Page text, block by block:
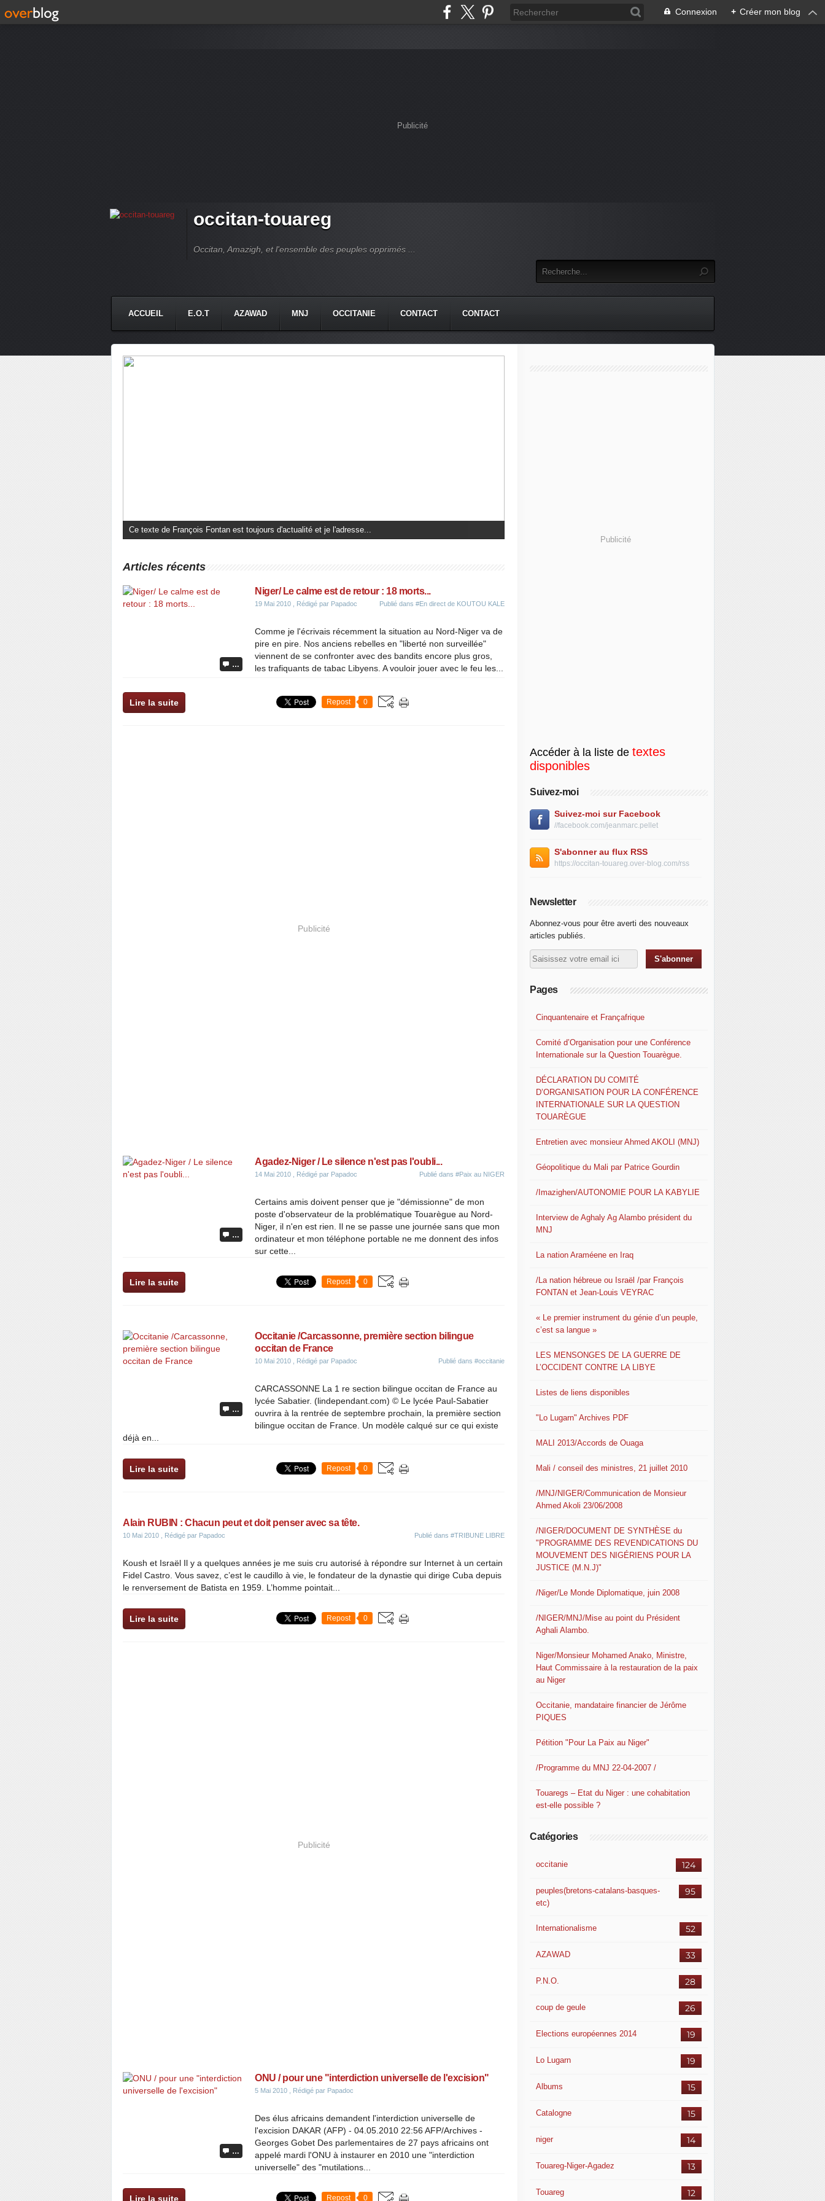
Connexion + Créer mon blog
Publicité
occitan-touareg
Occitan, Amazigh, et l'ensemble des peuples opprimés ...
ACCUEIL E.O.T AZAWAD MNJ OCCITANIE CONTACT CONTACT
À propos de l'intervention des USA et d'Israël en Iran // Zut,...
Articles récents
…
Niger/ Le calme est de retour : 18 morts...
19 Mai 2010 , Rédigé par Papadoc Publié dans #En direct de KOUTOU KALE
Comme je l'écrivais récemment la situation au Nord-Niger va de
pire en pire. Nos anciens rebelles en "liberté non surveillée"
viennent de se confronter avec des bandits encore plus gros,
les trafiquants de tabac Libyens. A vouloir jouer avec le feu les...
Lire la suite Repost 0
Publicité
…
Agadez-Niger / Le silence n'est pas l'oubli...
14 Mai 2010 , Rédigé par Papadoc Publié dans #Paix au NIGER
Certains amis doivent penser que je "démissionne" de mon
poste d'observateur de la problématique Touarègue au Nord-
Niger, il n'en est rien. Il ne se passe une journée sans que mon
ordinateur et mon téléphone portable ne me donnent des infos
sur cette...
Lire la suite Repost 0
…
Occitanie /Carcassonne, première section bilingue
occitan de France
10 Mai 2010 , Rédigé par Papadoc Publié dans #occitanie
CARCASSONNE La 1 re section bilingue occitan de France au
lycée Sabatier. (lindependant.com) © Le lycée Paul-Sabatier
ouvrira à la rentrée de septembre prochain, la première section
bilingue occitan de France. Un modèle calqué sur ce qui existe
déjà en...
Lire la suite Repost 0
Alain RUBIN : Chacun peut et doit penser avec sa tête.
10 Mai 2010 , Rédigé par Papadoc Publié dans #TRIBUNE LIBRE
Koush et Israël Il y a quelques années je me suis cru autorisé à répondre sur Internet à un certain
Fidel Castro. Vous savez, c’est le caudillo à vie, le fondateur de la dynastie qui dirige Cuba depuis
le renversement de Batista en 1959. L’homme pointait...
Lire la suite Repost 0
Publicité
…
ONU / pour une "interdiction universelle de l'excision"
5 Mai 2010 , Rédigé par Papadoc
Des élus africains demandent l'interdiction universelle de
l'excision DAKAR (AFP) - 04.05.2010 22:56 AFP/Archives -
Georges Gobet Des parlementaires de 27 pays africains ont
appelé mardi l'ONU à instaurer en 2010 une "interdiction
universelle" des "mutilations...
Lire la suite Repost 0
Publicité
Accéder à la liste de textes
disponibles
Suivez-moi
Suivez-moi sur Facebook
//facebook.com/jeanmarc.pellet
S'abonner au flux RSS
https://occitan-touareg.over-blog.com/rss
Newsletter
Abonnez-vous pour être averti des nouveaux
articles publiés.
Pages
Cinquantenaire et Françafrique
Comité d’Organisation pour une Conférence
Internationale sur la Question Touarègue.
DÉCLARATION DU COMITÉ
D’ORGANISATION POUR LA CONFÉRENCE
INTERNATIONALE SUR LA QUESTION
TOUARÈGUE
Entretien avec monsieur Ahmed AKOLI (MNJ)
Géopolitique du Mali par Patrice Gourdin
/Imazighen/AUTONOMIE POUR LA KABYLIE
Interview de Aghaly Ag Alambo président du
MNJ
La nation Araméene en Iraq
/La nation hébreue ou Israël /par François
FONTAN et Jean-Louis VEYRAC
« Le premier instrument du génie d’un peuple,
c’est sa langue »
LES MENSONGES DE LA GUERRE DE
L’OCCIDENT CONTRE LA LIBYE
Listes de liens disponibles
"Lo Lugarn" Archives PDF
MALI 2013/Accords de Ouaga
Mali / conseil des ministres, 21 juillet 2010
/MNJ/NIGER/Communication de Monsieur
Ahmed Akoli 23/06/2008
/NIGER/DOCUMENT DE SYNTHÈSE du
"PROGRAMME DES REVENDICATIONS DU
MOUVEMENT DES NIGÉRIENS POUR LA
JUSTICE (M.N.J)"
/Niger/Le Monde Diplomatique, juin 2008
/NIGER/MNJ/Mise au point du Président
Aghali Alambo.
Niger/Monsieur Mohamed Anako, Ministre,
Haut Commissaire à la restauration de la paix
au Niger
Occitanie, mandataire financier de Jérôme
PIQUES
Pétition "Pour La Paix au Niger"
/Programme du MNJ 22-04-2007 /
Touaregs – Etat du Niger : une cohabitation
est-elle possible ?
Catégories
124
occitanie
95
peuples(bretons-catalans-basques-
etc)
52
Internationalisme
33
AZAWAD
28
P.N.O.
26
coup de geule
19
Elections européennes 2014
19
Lo Lugarn
15
Albums
15
Catalogne
14
niger
13
Touareg-Niger-Agadez
12
Touareg